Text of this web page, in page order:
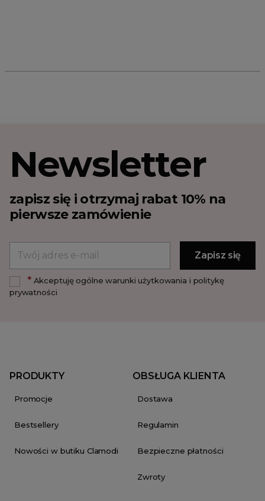
Newsletter
zapisz się i otrzymaj rabat 10% na
pierwsze zamówienie
*Akceptuję ogólne warunki użytkowania i politykę
prywatności
PRODUKTY
Promocje
Bestsellery
Nowości w butiku Clamodi
OBSŁUGA KLIENTA
Dostawa
Regulamin
Bezpieczne płatności
Zwroty